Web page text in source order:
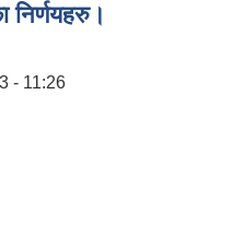
निर्णयहरु।
- 11:26